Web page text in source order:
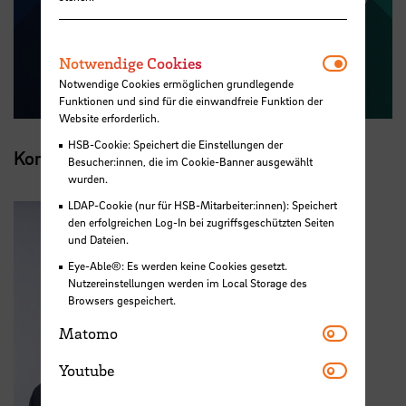
Kontakt
Notwendige Cookies
Notwendige Cookies ermöglichen grundlegende
Funktionen und sind für die einwandfreie Funktion der
Website erforderlich.
HSB-Cookie: Speichert die Einstellungen der
Besucher:innen, die im Cookie-Banner ausgewählt
wurden.
LDAP-Cookie (nur für HSB-Mitarbeiter:innen): Speichert
den erfolgreichen Log-In bei zugriffsgeschützten Seiten
und Dateien.
Eye-Able®: Es werden keine Cookies gesetzt.
Nutzereinstellungen werden im Local Storage des
Browsers gespeichert.
Matomo Matomo
Youtube Youtube